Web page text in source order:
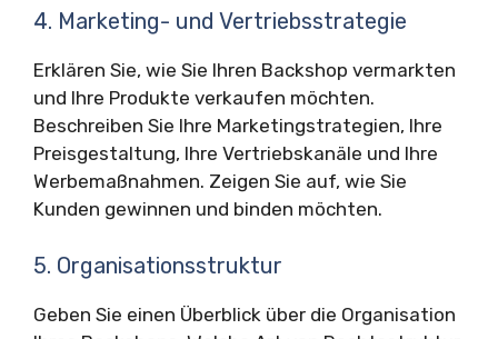
4. Marketing- und Vertriebsstrategie
Erklären Sie, wie Sie Ihren Backshop vermarkten
und Ihre Produkte verkaufen möchten.
Beschreiben Sie Ihre Marketingstrategien, Ihre
Preisgestaltung, Ihre Vertriebskanäle und Ihre
Werbemaßnahmen. Zeigen Sie auf, wie Sie
Kunden gewinnen und binden möchten.
5. Organisationsstruktur
Geben Sie einen Überblick über die Organisation